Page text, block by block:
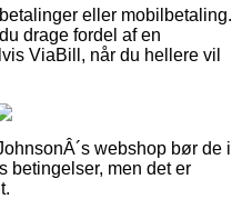
eller mobilbetaling.
drage fordel af en
ViaBill, når du hellere vil
webshop bør de i
betingelser, men det er